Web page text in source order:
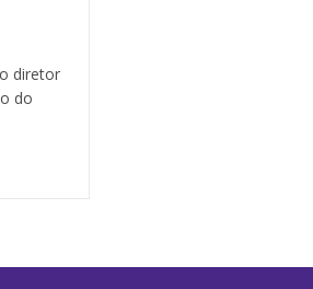
diretor
do